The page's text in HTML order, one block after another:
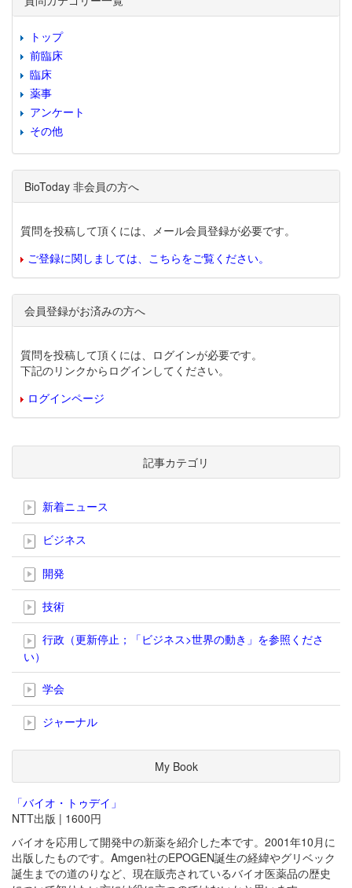
トップ
前臨床
臨床
薬事
アンケート
その他
BioToday 非会員の方へ
質問を投稿して頂くには、メール会員登録が必要です。
ご登録に関しましては、こちらをご覧ください。
会員登録がお済みの方へ
質問を投稿して頂くには、ログインが必要です。
下記のリンクからログインしてください。
ログインページ
記事カテゴリ
新着ニュース
ビジネス
開発
技術
行政（更新停止；「ビジネス>世界の動き」を参照くださ
い）
学会
ジャーナル
My Book
「バイオ・トゥデイ」
NTT出版 | 1600円
バイオを応用して開発中の新薬を紹介した本です。2001年10月に
出版したものです。Amgen社のEPOGEN誕生の経緯やグリベック
誕生までの道のりなど、現在販売されているバイオ医薬品の歴史